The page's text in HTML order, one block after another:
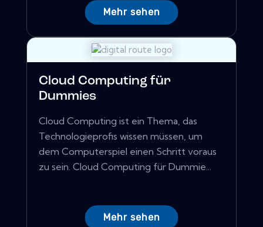
Mehr sehen
Cloud Computing für
Dummies
Cloud Computing ist ein Thema, das
Technologieprofis wissen müssen, um
dem Computerspiel einen Schritt voraus
zu sein. Cloud Computing für Dummie...
Mehr sehen